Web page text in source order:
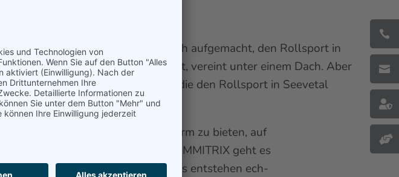
Endless Skating e.V. hat sich aufgemacht, den Rollsport in
was das Skaterherz begehrt, vereint unter einem Dach. Aber
starke Community zu bilden, die den Rollsport in Seevetal
lebt.
Anfänger oder Profi, eine Plattform zu bieten, auf
austauschen können. Bei COMMITRIX geht es
großgeschrieben und es entstehen ech-



